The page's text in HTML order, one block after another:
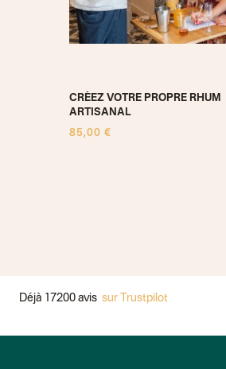
CRÉEZ VOTRE PROPRE RHUM
ARTISANAL
85,00 €
17200 avis sur Trustpilot